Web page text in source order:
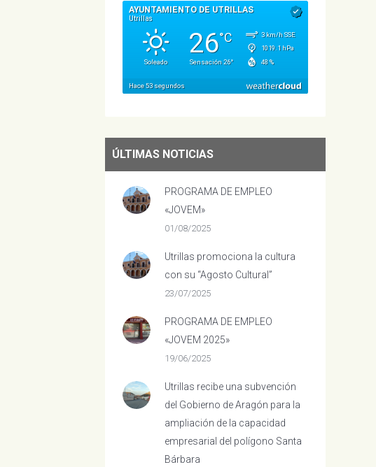
ÚLTIMAS NOTICIAS
PROGRAMA DE EMPLEO
«JOVEM»
01/08/2025
Utrillas promociona la cultura
con su “Agosto Cultural”
23/07/2025
PROGRAMA DE EMPLEO
«JOVEM 2025»
19/06/2025
Utrillas recibe una subvención
del Gobierno de Aragón para la
ampliación de la capacidad
empresarial del polígono Santa
Bárbara